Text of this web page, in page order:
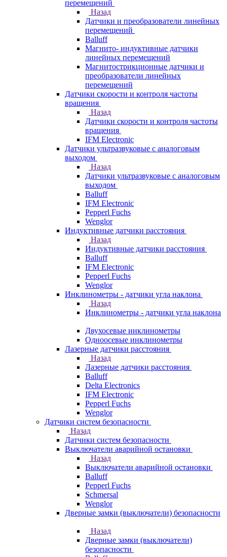
перемещений
Назад
Датчики и преобразователи линейных
перемещений
Balluff
Магнито- индуктивные датчики
линейных перемещений
Магнитострикционные датчики и
преобразователи линейных
перемещений
Датчики скорости и контроля частоты
вращения
Назад
Датчики скорости и контроля частоты
вращения
IFM Electronic
Датчики ультразвуковые с аналоговым
выходом
Назад
Датчики ультразвуковые с аналоговым
выходом
Balluff
IFM Electronic
Pepperl Fuchs
Wenglor
Индуктивные датчики расстояния
Назад
Индуктивные датчики расстояния
Balluff
IFM Electronic
Pepperl Fuchs
Wenglor
Инклинометры - датчики угла наклона
Назад
Инклинометры - датчики угла наклона
Двухосевые инклинометры
Одноосевые инклинометры
Лазерные датчики расстояния
Назад
Лазерные датчики расстояния
Balluff
Delta Electronics
IFM Electronic
Pepperl Fuchs
Wenglor
Датчики систем безопасности
Назад
Датчики систем безопасности
Выключатели аварийной остановки
Назад
Выключатели аварийной остановки
Balluff
Pepperl Fuchs
Schmersal
Wenglor
Дверные замки (выключатели) безопасности
Назад
Дверные замки (выключатели)
безопасности